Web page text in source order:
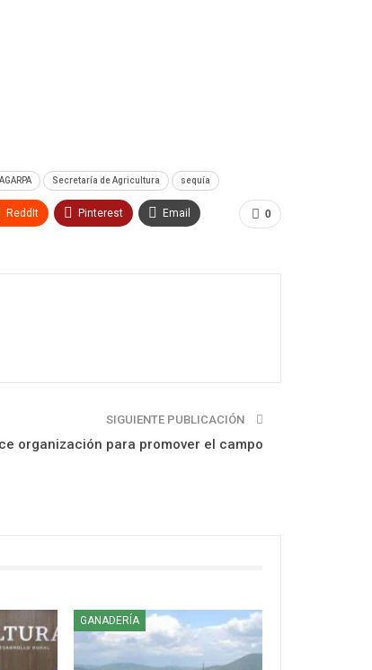
Secretaría de Agricultura sequía
0
ReddIt Pinterest Email
SIGUIENTE PUBLICACIÓN
organización para promover el campo
GANADERÍA